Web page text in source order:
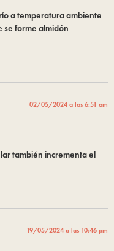
a temperatura ambiente
se forme almidón
02/05/2024 a las 6:51 am
también incrementa el
19/05/2024 a las 10:46 pm